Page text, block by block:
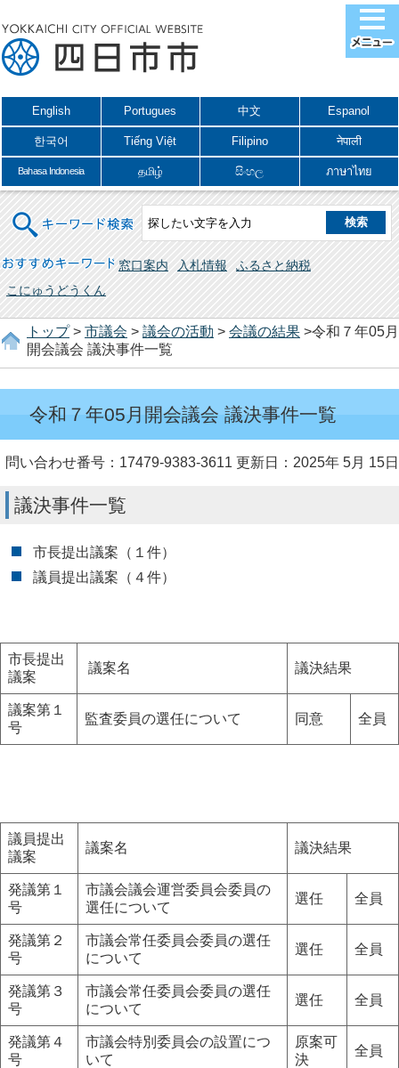
English Portugues 中文 Espanol
한국어 Tiếng Việt Filipino नेपाली
Bahasa Indonesia தமிழ் සිංහල ภาษาไทย
キーワード検索
おすすめキーワード 窓口案内 入札情報
ふるさと納税
こにゅうどうくん
トップ> 市議会 > 議会の活動 > 会議の結果 >令和７年05月
開会議会 議決事件一覧
令和７年05月開会議会 議決事件一覧
問い合わせ番号：17479-9383-3611 更新日：2025年 5月 15日
議決事件一覧
市長提出議案（１件）
議員提出議案（４件）
市長提出
議案
議案名 議決結果
議案第１
号
監査委員の選任について 同意 全員
議員提出
議案
議案名 議決結果
発議第１
号
市議会議会運営委員会委員の
選任について
選任 全員
発議第２
号
市議会常任委員会委員の選任
について
選任 全員
発議第３
号
市議会常任委員会委員の選任
について
選任 全員
発議第４
号
市議会特別委員会の設置につ
いて
原案可
決
全員